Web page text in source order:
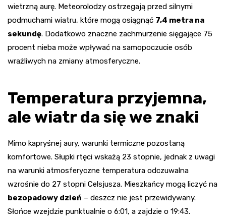
wietrzną aurę. Meteorolodzy ostrzegają przed silnymi
podmuchami wiatru, które mogą osiągnąć 7,4 metra na
sekundę. Dodatkowo znaczne zachmurzenie sięgające 75
procent nieba może wpływać na samopoczucie osób
wrażliwych na zmiany atmosferyczne.
Temperatura przyjemna,
ale wiatr da się we znaki
Mimo kapryśnej aury, warunki termiczne pozostaną
komfortowe. Słupki rtęci wskażą 23 stopnie, jednak z uwagi
na warunki atmosferyczne temperatura odczuwalna
wzrośnie do 27 stopni Celsjusza. Mieszkańcy mogą liczyć na
bezopadowy dzień – deszcz nie jest przewidywany.
Słońce wzejdzie punktualnie o 6:01, a zajdzie o 19:43.